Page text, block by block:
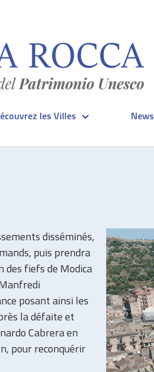
les Villes News
disséminés,
puis prendra
des fiefs de Modica
posant ainsi les
la défaite et
Cabrera en
pour reconquérir